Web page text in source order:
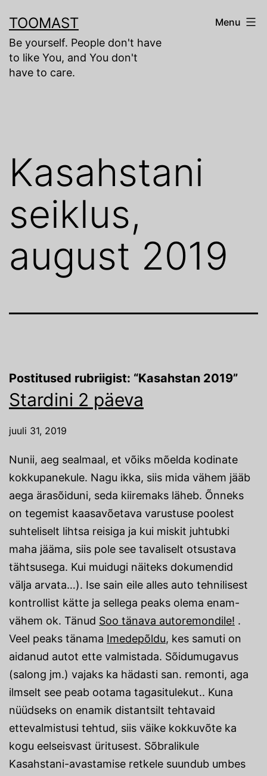
to
content
TOOMAST
Be yourself. People don't have
to like You, and You don't
have to care.
Menu
Kasahstani
seiklus,
august 2019
Postitused rubriigist: “Kasahstan 2019”
Stardini 2 päeva
juuli 31, 2019
Nunii, aeg sealmaal, et võiks mõelda kodinate
kokkupanekule. Nagu ikka, siis mida vähem jääb
aega ärasõiduni, seda kiiremaks läheb. Õnneks
on tegemist kaasavõetava varustuse poolest
suhteliselt lihtsa reisiga ja kui miskit juhtubki
maha jääma, siis pole see tavaliselt otsustava
tähtsusega. Kui muidugi näiteks dokumendid
välja arvata…). Ise sain eile alles auto tehnilisest
kontrollist kätte ja sellega peaks olema enam-
vähem ok. Tänud Soo tänava autoremondile! .
Veel peaks tänama Imedepõldu, kes samuti on
aidanud autot ette valmistada. Sõidumugavus
(salong jm.) vajaks ka hädasti san. remonti, aga
ilmselt see peab ootama tagasitulekut.. Kuna
nüüdseks on enamik distantsilt tehtavaid
ettevalmistusi tehtud, siis väike kokkuvõte ka
kogu eelseisvast üritusest. Sõbralikule
Kasahstani-avastamise retkele suundub umbes